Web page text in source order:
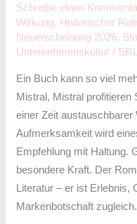
Schreibe einen
Wirkung, Historischer
Neuerscheinung 2026,
Unternehmenskultur /
Ein Buch kann so viel
Mistral, Mistral
einer Zeit
Aufmerksamkeit wird
Empfehlung mit Haltung.
besondere Kraft. Der
Literatur – er ist Erlebnis,
Markenbotschaft zugleich.